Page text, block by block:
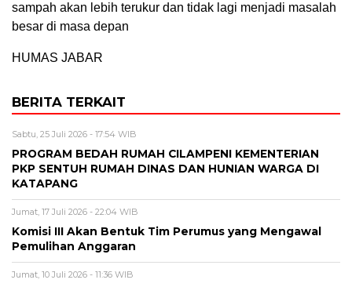
sampah akan lebih terukur dan tidak lagi menjadi masalah
besar di masa depan
HUMAS JABAR
BERITA TERKAIT
Sabtu, 25 Juli 2026 - 17:54 WIB
PROGRAM BEDAH RUMAH CILAMPENI KEMENTERIAN
PKP SENTUH RUMAH DINAS DAN HUNIAN WARGA DI
KATAPANG
Jumat, 17 Juli 2026 - 22:04 WIB
Komisi III Akan Bentuk Tim Perumus yang Mengawal
Pemulihan Anggaran
Jumat, 10 Juli 2026 - 11:36 WIB